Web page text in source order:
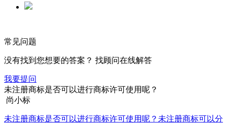
常见问题
没有找到您想要的答案？ 找顾问在线解答
我要提问
未注册商标是否可以进行商标许可使用呢？
尚小标
未注册商标是否可以进行商标许可使用呢？未注册商标可以分